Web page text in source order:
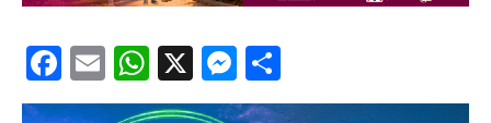
Facebook
EmailWhatsApp
X Messenger